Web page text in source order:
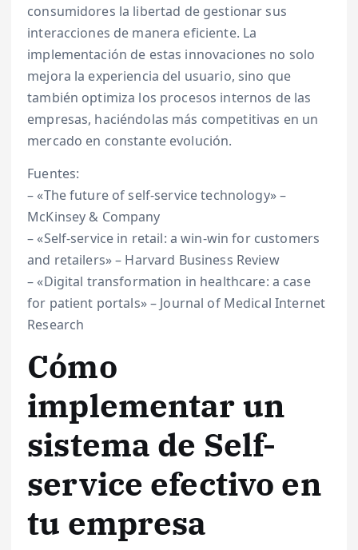
consumidores la libertad de gestionar sus
interacciones de manera eficiente. La
implementación de estas innovaciones no solo
mejora la experiencia del usuario, sino que
también optimiza los procesos internos de las
empresas, haciéndolas más competitivas en un
mercado en constante evolución.
Fuentes:
– «The future of self-service technology» –
McKinsey & Company
– «Self-service in retail: a win-win for customers
and retailers» – Harvard Business Review
– «Digital transformation in healthcare: a case
for patient portals» – Journal of Medical Internet
Research
Cómo
implementar un
sistema de Self-
service efectivo en
tu empresa